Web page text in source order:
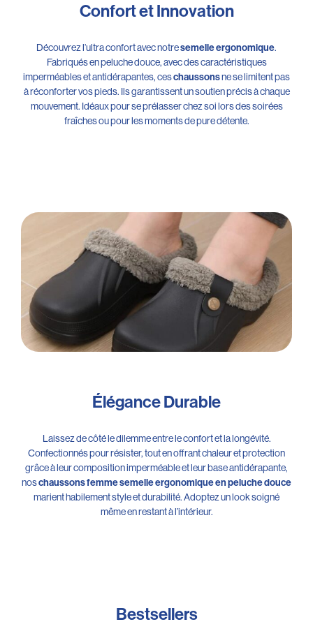
Confort et Innovation
Découvrez l’ultra confort avec notresemelle ergonomique.
Fabriqués en peluche douce, avec des caractéristiques
imperméables et antidérapantes, ceschaussonsne se limitent pas
à réconforter vos pieds. Ils garantissent un soutien précis à chaque
mouvement. Idéaux pour se prélasser chez soi lors des soirées
fraîches ou pour les moments de pure détente.
Élégance Durable
Laissez de côté le dilemme entre le confort et la longévité.
Confectionnés pour résister, tout en offrant chaleur et protection
grâce à leur composition imperméable et leur base antidérapante,
noschaussons femme semelle ergonomique en peluche douce
marient habilement style et durabilité. Adoptez un look soigné
même en restant à l’intérieur.
Bestsellers